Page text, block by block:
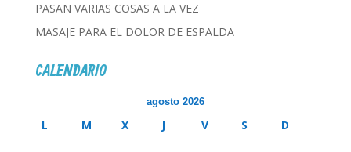
PASAN VARIAS COSAS A LA VEZ
MASAJE PARA EL DOLOR DE ESPALDA
CALENDARIO
agosto 2026
L M X J V S D